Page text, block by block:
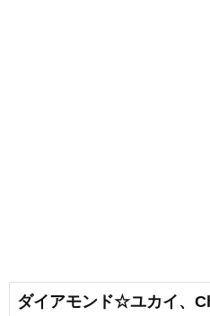
ダイアモンド☆ユカイ、